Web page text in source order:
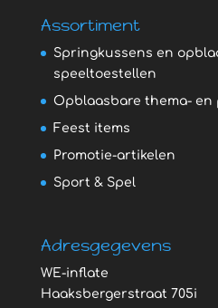
Assortiment
Springkussens en
speeltoestellen
Opblaasbare thema-
Feest items
Promotie-artikelen
Sport & Spel
Adresgegevens
WE-inflate
Haaksbergerstraat 705i